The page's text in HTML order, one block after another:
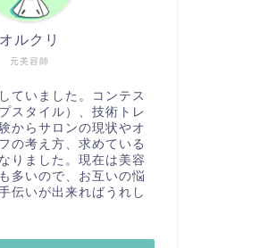
元美容師
オルクリ
ていました。コンテス
スタイル）、技術トレ
からサロンの現状やオ
の考え方、求めている
りました。現在は美容
多いので、お互いの悩
伝いが出来ればうれし